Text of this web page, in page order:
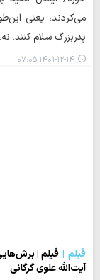
می‌کردند، یعنی
پدربزرگ سلام کنند.
۱۴۰۱-۱۲-۱۴ ۰۷:۰۵
فیلم
فیلم |
آیت‌الله علوی گرگانی